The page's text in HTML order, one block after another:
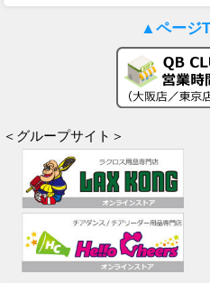
▲ページ
＜グループサイト＞